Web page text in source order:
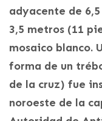
adyacente de
3,5 metros (11
mosaico blanco.
forma de un
de la cruz) fue
noroeste de la